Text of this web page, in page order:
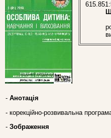
- Анотація
- корекційно-розвивальна
- Зображення